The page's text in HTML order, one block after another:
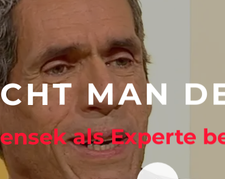
MAN
als Experte